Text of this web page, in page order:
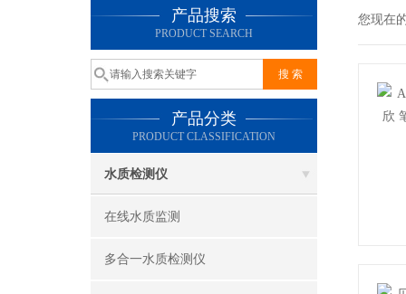
产品搜索
PRODUCT SEARCH
产品分类
PRODUCT CLASSIFICATION
水质检测仪
在线水质监测
多合一水质检测仪
您现在